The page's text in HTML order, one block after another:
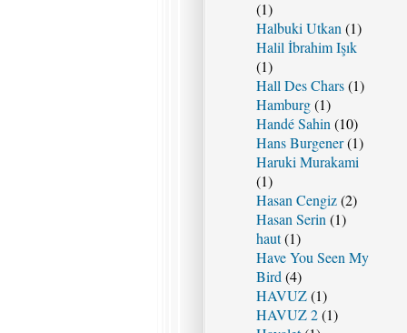
(1)
Halbuki Utkan (1)
Halil İbrahim Işık
(1)
Hall Des Chars(1)
Hamburg(1)
Handé Sahin (10)
Hans Burgener(1)
Haruki Murakami
(1)
Hasan Cengiz(2)
Hasan Serin (1)
haut(1)
Have You Seen My
Bird (4)
HAVUZ(1)
HAVUZ 2(1)